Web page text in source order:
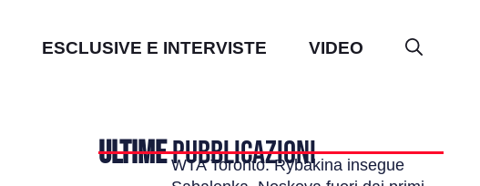
ESCLUSIVE E INTERVISTE VIDEO
ULTIMEPUBBLICAZIONI
WTA Toronto: Rybakina insegue